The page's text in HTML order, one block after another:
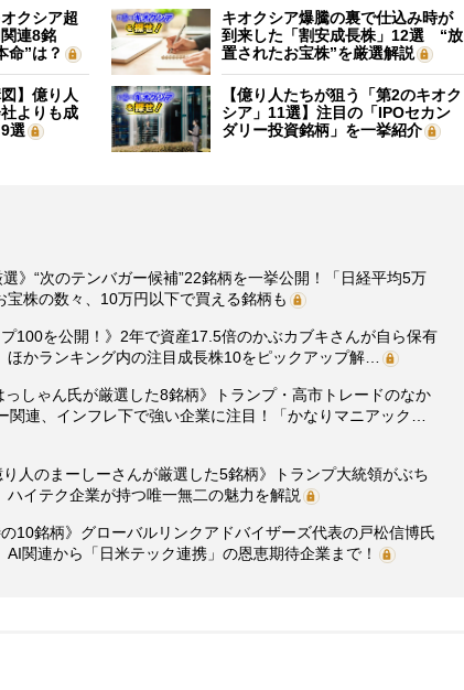
クシア超
連8銘
”は？
キオクシア爆騰の裏で仕込み時が
到来した「割安成長株」12選 “放
置されたお宝株”を厳選解説
】億り人
よりも成
選
【億り人たちが狙う「第2のキオク
シア」11選】注目の「IPOセカン
ダリー投資銘柄」を一挙紹介
》“次のテンバガー候補”22銘柄を一挙公開！「日経平均5万
株の数々、10万円以下で買える銘柄も
100を公開！》2年で資産17.5倍のかぶカブキさんが自ら保有
ほかランキング内の注目成長株10をピックアップ解…
っしゃん氏が厳選した8銘柄》トランプ・高市トレードのなか
関連、インフレ下で強い企業に注目！「かなりマニアック…
人のまーしーさんが厳選した5銘柄》トランプ大統領がぶち
イテク企業が持つ唯一無二の魅力を解説
10銘柄》グローバルリンクアドバイザーズ代表の戸松信博氏
関連から「日米テック連携」の恩恵期待企業まで！